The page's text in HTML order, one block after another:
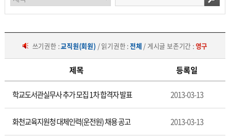
쓰기권한 :교직원(회원) / 읽기권한 :전체 / 게시글 보존기간 :영구
사
제목 등록일
학교도서관실무사 추가 모집 1차 합격자 발표 2013-03-13
화천교육지원청 대체인력(운전원) 채용 공고 2013-03-13